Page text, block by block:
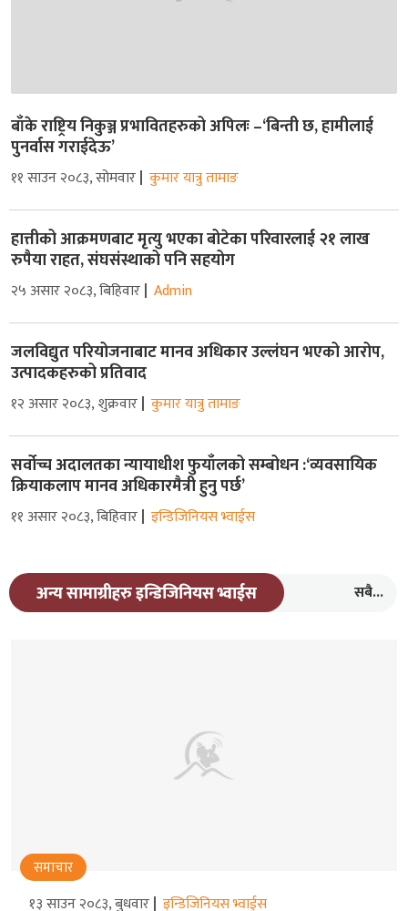
बाँके राष्ट्रिय निकुञ्ज प्रभावितहरुको अपिलः –‘बिन्ती छ, हामीलाई
पुनर्वास गराईदेऊ’
११ साउन २०८३, सोमवार कुमार यात्रु तामाङ
हात्तीको आक्रमणबाट मृत्यु भएका बोटेका परिवारलाई २१ लाख
रुपैया राहत, संघसंस्थाको पनि सहयोग
२५ असार २०८३, बिहिवार Admin
जलविद्युत परियोजनाबाट मानव अधिकार उल्लंघन भएको आरोप,
उत्पादकहरुको प्रतिवाद
१२ असार २०८३, शुक्रवार कुमार यात्रु तामाङ
सर्वोच्च अदालतका न्यायाधीश फुयाँलको सम्बोधन :‘व्यवसायिक
क्रियाकलाप मानव अधिकारमैत्री हुनु पर्छ’
११ असार २०८३, बिहिवार इन्डिजिनियस भ्वाईस
अन्य सामाग्रीहरु इन्डिजिनियस भ्वाईस सबै...
समाचार
१३ साउन २०८३, बुधवार इन्डिजिनियस भ्वाईस